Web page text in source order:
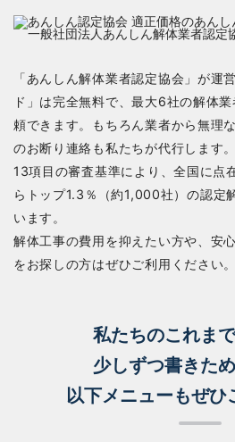
「あんしん解体業者認定協会」が運
ド」は完全無料で、最大6社の解体
頼できます。もちろん業者から無理
のお断り連絡も私たちが代行します。
13項目の審査基準により、全国に
らトップ1.3％（約1,000社）の認定
います。
解体工事の費用を抑えたい方や、安
をお探しの方はぜひご利用ください。
私たちのこれま
少しずつ書きため
以下メニューもぜひ